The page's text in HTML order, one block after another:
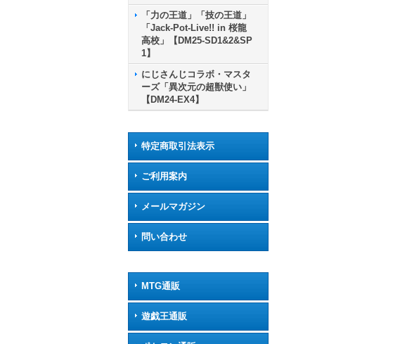
「力の王道」「技の王道」
「Jack-Pot-Live!! in 桜龍
高校」【DM25-SD1&2&SP
1】
にじさんじコラボ・マスタ
ーズ「異次元の超獣使い」
【DM24-EX4】
特定商取引法表示
ご利用案内
メールマガジン
問い合わせ
MTG通販
遊戯王通販